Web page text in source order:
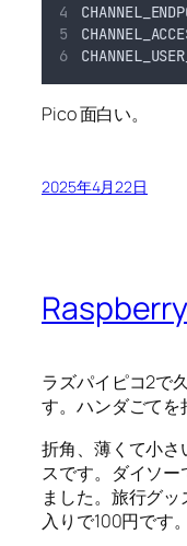
Pico 面白い。
2025年4月22日
ラズパイピコ2で
す。ハンダごてを
折角、薄くて小
スです。ダイソ
ました。旅行グ
入りで100円です。